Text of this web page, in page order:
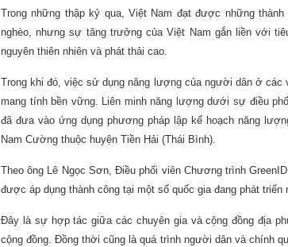
Trong những thập kỷ qua, Việt Nam đạt được những
nghèo, nhưng sự tăng trưởng của Việt Nam gắn liền với
nguyên thiên nhiên và phát thải cao.
Trong khi đó, việc sử dụng năng lượng của người dân ở các
mang tính bền vững. Liên minh năng lượng dưới sự điều
đã đưa vào ứng dụng phương pháp lập kế hoạch năng
Nam Cường thuộc huyện Tiền Hải (Thái Bình).
Theo ông Lê Ngọc Sơn, Ðiều phối viên Chương trình
được áp dụng thành công tại một số quốc gia đang phát triển
Đây là sự hợp tác giữa các chuyên gia và cộng đồng địa
cộng đồng. Đồng thời cũng là quá trình người dân và chính